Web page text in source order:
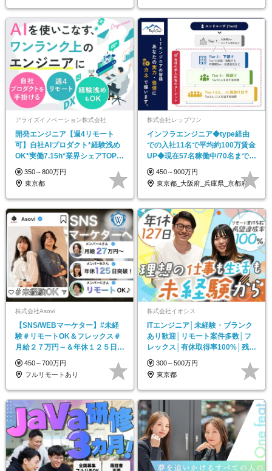
アライズイノベーション株式会社
開発エンジニア【週4リモート
可】自社AIプロダクト*経験浅め
OK*実働7.15h*業界シェアTOPク
ラス
350～800万円
東京都
株式会社レップワン
インフラエンジニア◆type経由
での入社11名で平均約100万賃金
UP◆現在57名稼働中/70名までを
目標
450～900万円
東京都_大阪府_兵庫県_京都府
株式会社Asovi
【SNS/WEBマーケター】#未経
験＃リモートOK＆フレックス＃
月給２７万円～＆年休１２５日～
＃ホワイト企業
450～700万円
フルリモートあり
株式会社イオシス
ITエンジニア│未経験・ブランク
あり歓迎│リモート案件多数│フ
レックス│有休取得率100%│残業
月10h内
300～500万円
東京都